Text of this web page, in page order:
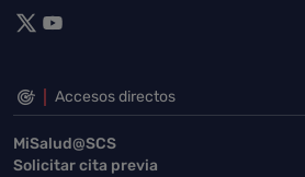
Accesos directos
MiSalud@SCS
Solicitar cita previa